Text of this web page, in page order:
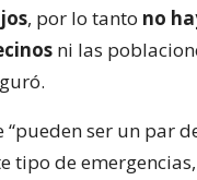
, por lo tanto no
ni las
“pueden ser un par
tipo de